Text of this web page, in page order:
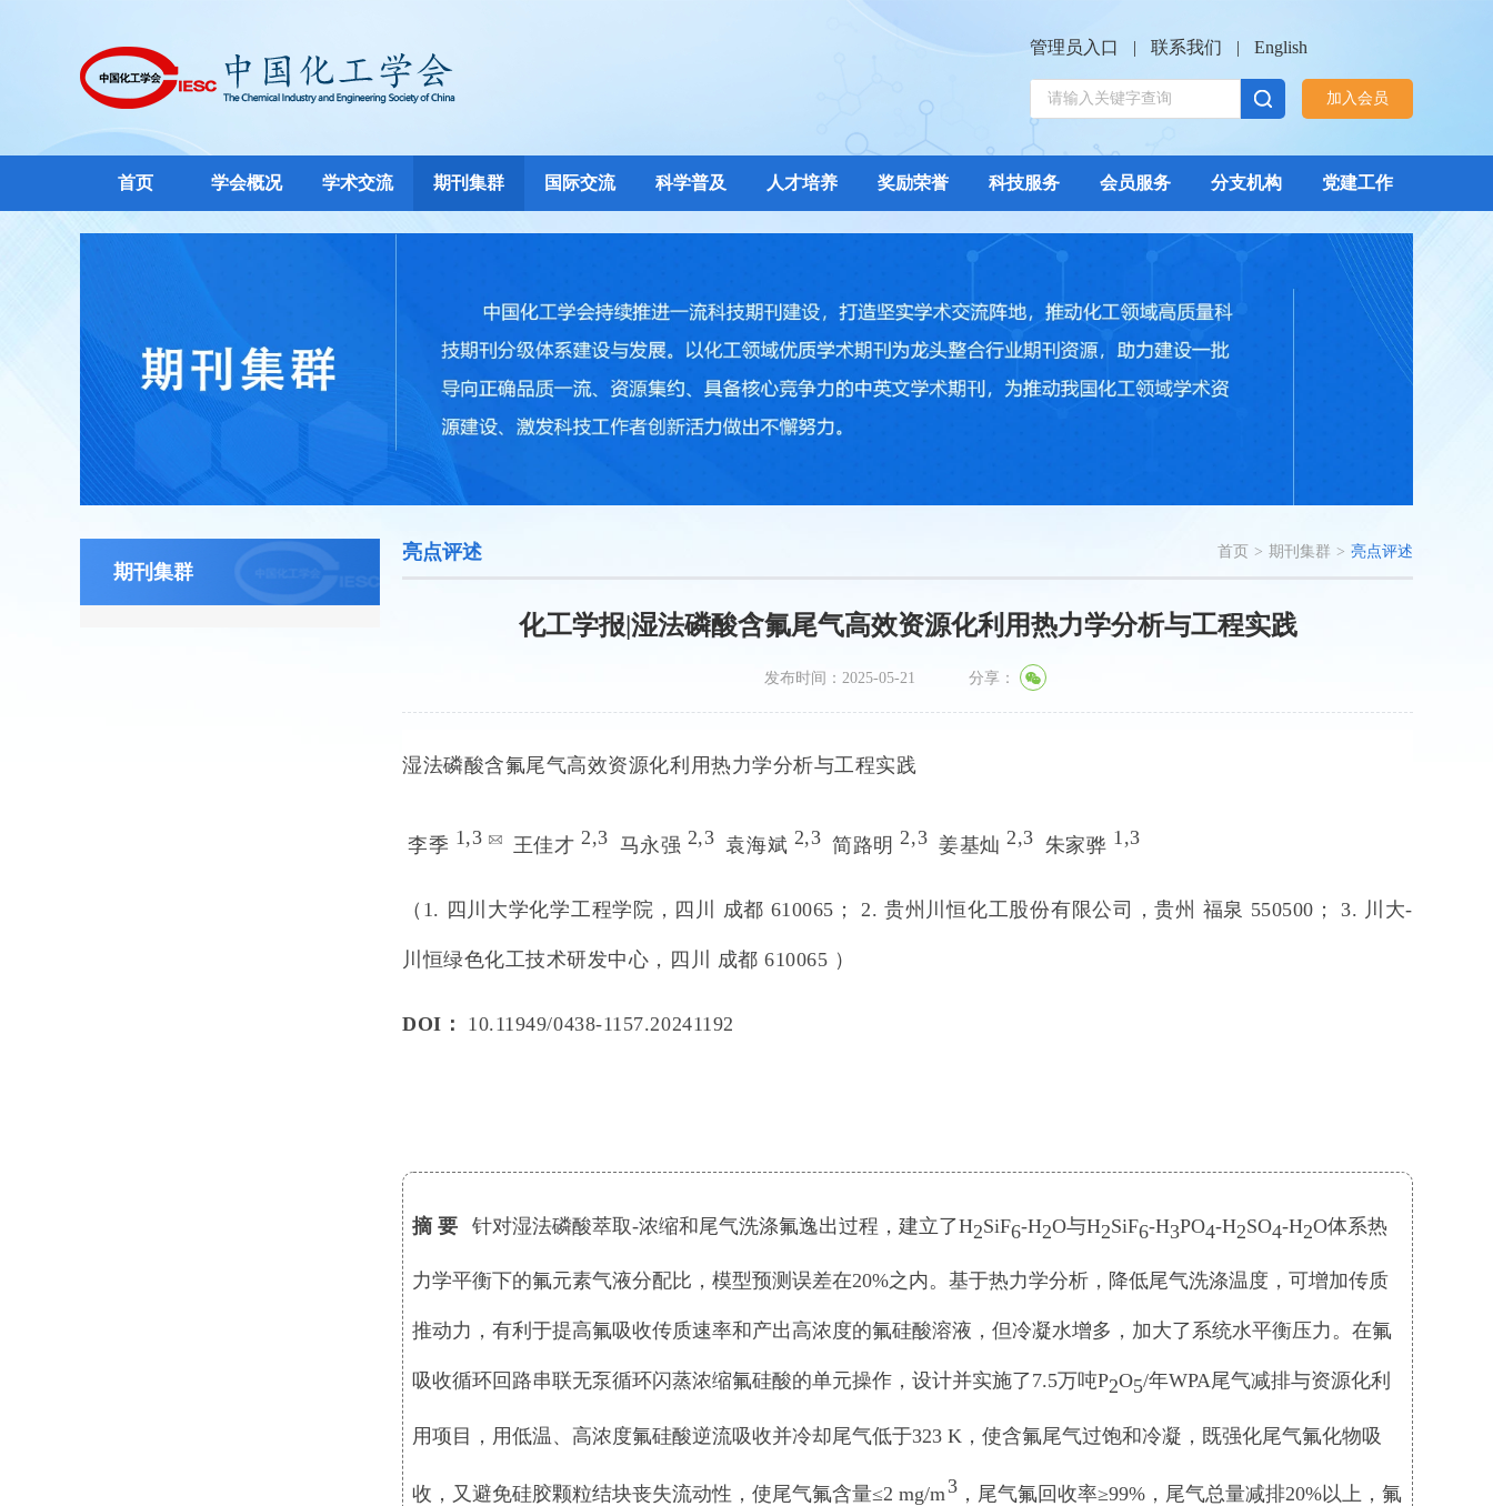
管理员入口 | 联系我们 | English
加入会员
首页 学会概况 学术交流 期刊集群 国际交流 科学普及 人才培养 奖励荣誉 科技服务 会员服务 分支机构 党建工作
期刊集群
亮点评述 首页 > 期刊集群 > 亮点评述
化工学报|湿法磷酸含氟尾气高效资源化利用热力学分析与工程实践
发布时间：2025-05-21 分享：
湿法磷酸含氟尾气高效资源化利用热力学分析与工程实践
李季 1,3 王佳才 2,3 马永强 2,3 袁海斌 2,3 简路明 2,3 姜基灿 2,3 朱家骅 1,3
（ 1. 四川大学化学工程学院，四川 成都 610065； 2. 贵州川恒化工股份有限公司，贵州 福泉 550500； 3. 川大-
川恒绿色化工技术研发中心，四川 成都 610065 ）
DOI： 10.11949/0438-1157.20241192
摘 要 针对湿法磷酸萃取-浓缩和尾气洗涤氟逸出过程，建立了H2SiF6-H2O与H2SiF6-H3PO4-H2SO4-H2O体系热
力学平衡下的氟元素气液分配比，模型预测误差在20%之内。基于热力学分析，降低尾气洗涤温度，可增加传质
推动力，有利于提高氟吸收传质速率和产出高浓度的氟硅酸溶液，但冷凝水增多，加大了系统水平衡压力。在氟
吸收循环回路串联无泵循环闪蒸浓缩氟硅酸的单元操作，设计并实施了7.5万吨P2O5/年WPA尾气减排与资源化利
用项目，用低温、高浓度氟硅酸逆流吸收并冷却尾气低于323 K，使含氟尾气过饱和冷凝，既强化尾气氟化物吸
收，又避免硅胶颗粒结块丧失流动性，使尾气氟含量≤2 mg/m3 ，尾气氟回收率≥99%，尾气总量减排20%以上，氟